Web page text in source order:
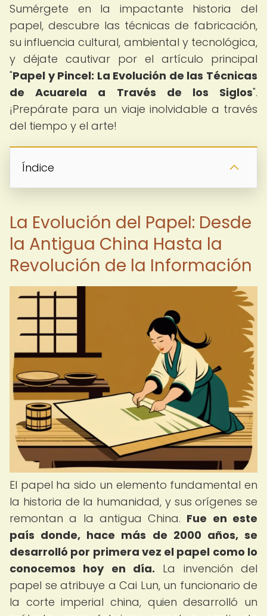
Sumérgete en la impactante historia del
papel, descubre las técnicas de fabricación,
su influencia cultural, ambiental y tecnológica,
y déjate cautivar por el artículo principal
"Papel y Pincel: La Evolución de las Técnicas
de Acuarela a Través de los Siglos".
¡Prepárate para un viaje inolvidable a través
del tiempo y el arte!
Índice
La Evolución del Papel: Desde
la Antigua China Hasta la
Revolución de la Información
El papel ha sido un elemento fundamental en
la historia de la humanidad, y sus orígenes se
remontan a la antigua China. Fue en este
país donde, hace más de 2000 años, se
desarrolló por primera vez el papel como lo
conocemos hoy en día. La invención del
papel se atribuye a Cai Lun, un funcionario de
la corte imperial china, quien desarrolló un